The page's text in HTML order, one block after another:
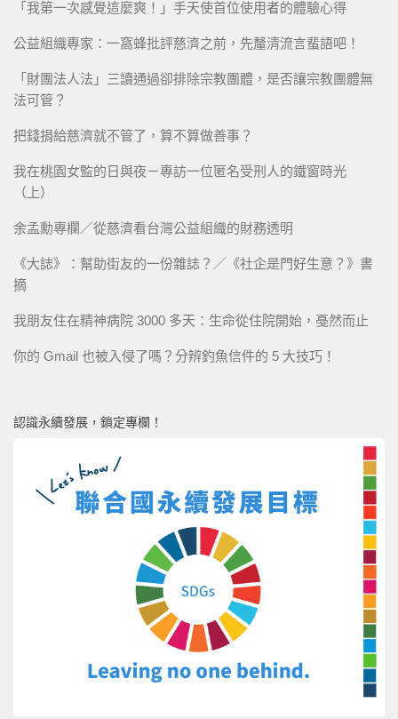
「我第一次感覺這麼爽！」手天使首位使用者的體驗心得
公益組織專家：一窩蜂批評慈濟之前，先釐清流言蜚語吧！
「財團法人法」三讀通過卻排除宗教團體，是否讓宗教團體無
法可管？
把錢捐給慈濟就不管了，算不算做善事？
我在桃園女監的日與夜－專訪一位匿名受刑人的鐵窗時光
（上）
余孟勳專欄／從慈濟看台灣公益組織的財務透明
《大誌》：幫助街友的一份雜誌？／《社企是門好生意？》書
摘
我朋友住在精神病院 3000 多天：生命從住院開始，戞然而止
你的 Gmail 也被入侵了嗎？分辨釣魚信件的 5 大技巧！
認識永續發展，鎖定專欄！